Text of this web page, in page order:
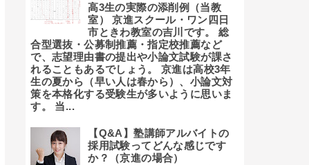
高3生の実際の添削例（当教
室） 京進スクール・ワン四日
市ときわ教室の吉川です。 総
合型選抜・公募制推薦・指定校推薦など
で、志望理由書の提出や小論文試験が課さ
れることもあるでしょう。 京進は高校3年
生の夏から（早い人は春から）、小論文対
策を本格化する受験生が多いように思いま
す。 当...
【Q&A】塾講師アルバイトの
採用試験ってどんな感じです
か？（京進の場合）